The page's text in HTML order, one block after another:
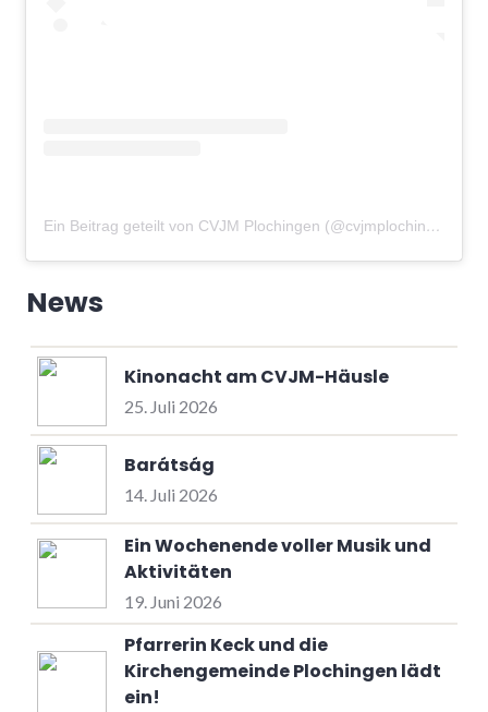
Ein Beitrag geteilt von CVJM Plochingen (@cvjmplochingen)
News
Kinonacht am CVJM-Häusle
25. Juli 2026
Barátság
14. Juli 2026
Ein Wochenende voller Musik und
Aktivitäten
19. Juni 2026
Pfarrerin Keck und die
Kirchengemeinde Plochingen lädt
ein!